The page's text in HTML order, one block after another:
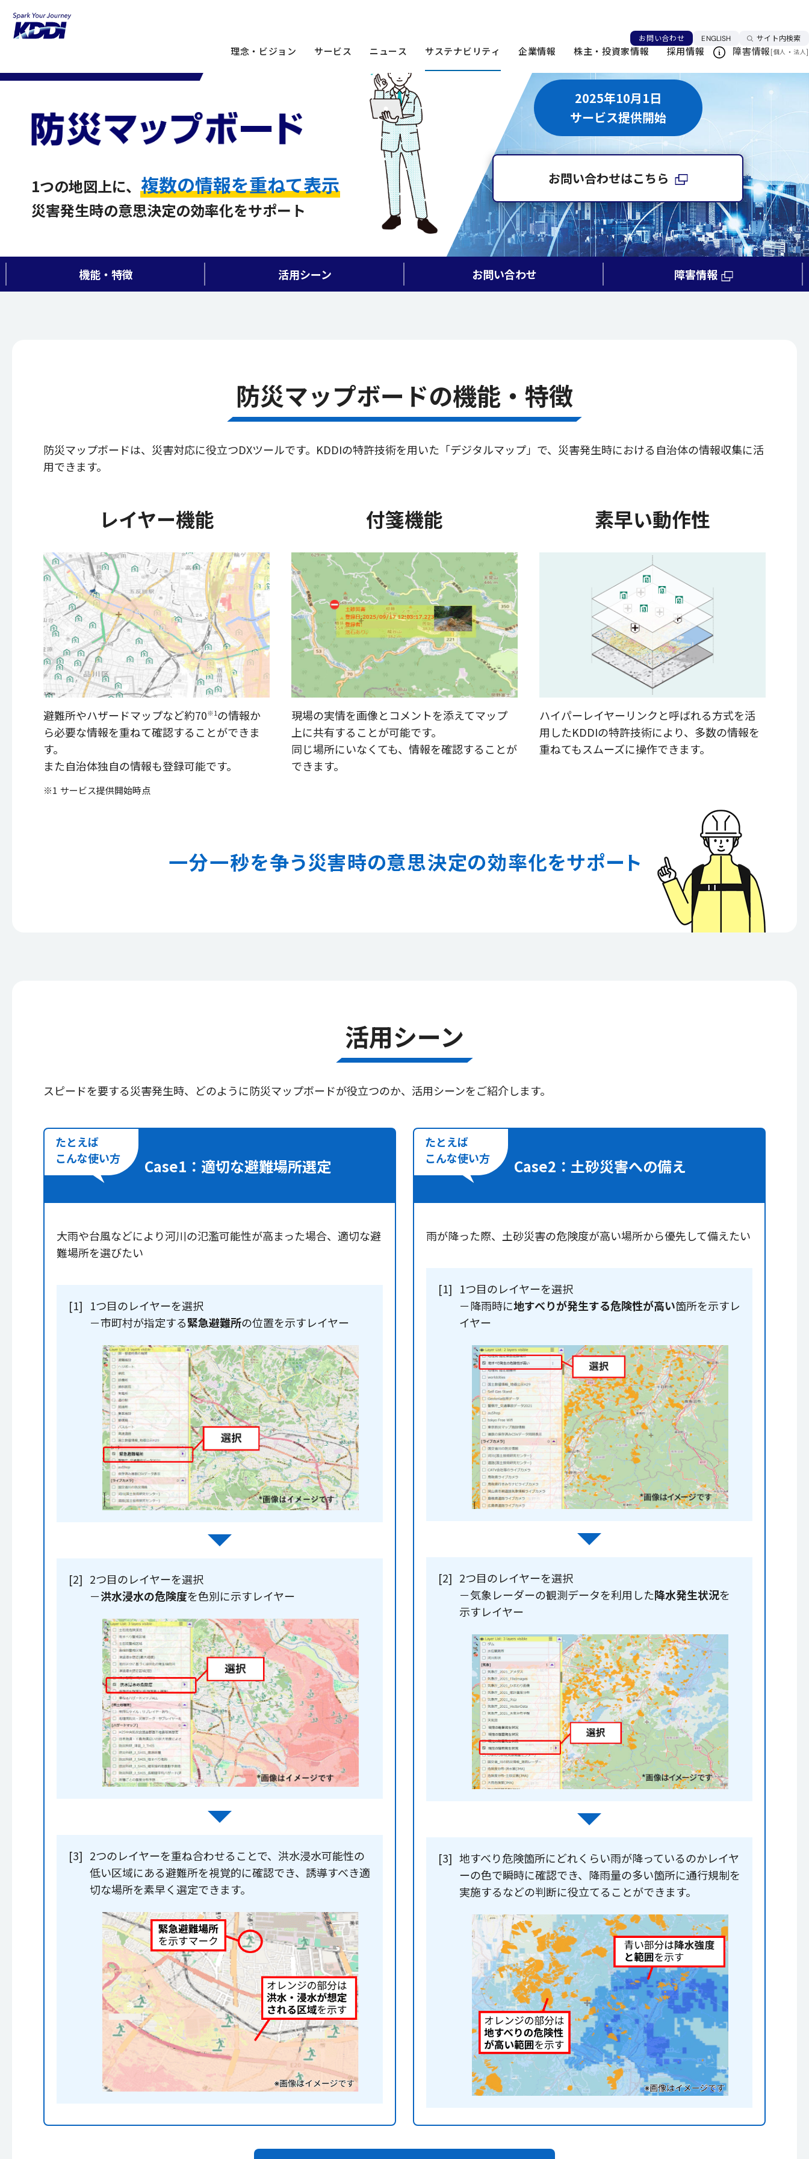
お問い合わせ ENGLISH言語を切り替える
サイト内検索
理念・ビジョン サービス ニュース サステナビリティ 企業情報 株主・投資家情報 採用情報 障害情報[個人 ・ 法人]
KDDIホーム
1つの地図上に、 複数の情報を重ねて表示
災害発生時の意思決定の効率化をサポート
2025年10月1日
サービス提供開始
お問い合わせはこちら
機能・特徴 活用シーン お問い合わせ 障害情報
防災マップボードの機能・特徴
防災マップボードは、災害対応に役立つDXツールです。KDDIの特許技術を用いた「デジタルマップ」で、災害発生時における自治体の情報収集に活
用できます。
レイヤー機能
避難所やハザードマップなど約70※1の情報か
ら必要な情報を重ねて確認することができま
す。
また自治体独自の情報も登録可能です。
※1 サービス提供開始時点
付箋機能
現場の実情を画像とコメントを添えてマップ
上に共有することが可能です。
同じ場所にいなくても、情報を確認することが
できます。
素早い動作性
ハイパーレイヤーリンクと呼ばれる方式を活
用したKDDIの特許技術により、多数の情報を
重ねてもスムーズに操作できます。
活用シーン
スピードを要する災害発生時、どのように防災マップボードが役立つのか、活用シーンをご紹介します。
たとえば
こんな使い方 Case1： 適切な避難場所選定
大雨や台風などにより河川の氾濫可能性が高まった場合、適切な避
難場所を選びたい
[1] 1つ目のレイヤーを選択
－市町村が指定する緊急避難所の位置を示すレイヤー
[2] 2つ目のレイヤーを選択
－洪水浸水の危険度を色別に示すレイヤー
[3] 2つのレイヤーを重ね合わせることで、洪水浸水可能性の
低い区域にある避難所を視覚的に確認でき、誘導すべき適
切な場所を素早く選定できます。
たとえば
こんな使い方 Case2： 土砂災害への備え
雨が降った際、土砂災害の危険度が高い場所から優先して備えたい
[1] 1つ目のレイヤーを選択
－降雨時に地すべりが発生する危険性が高い箇所を示すレ
イヤー
[2] 2つ目のレイヤーを選択
－気象レーダーの観測データを利用した降水発生状況を
示すレイヤー
[3] 地すべり危険箇所にどれくらい雨が降っているのかレイヤ
ーの色で瞬時に確認でき、降雨量の多い箇所に通行規制を
実施するなどの判断に役立てることができます。